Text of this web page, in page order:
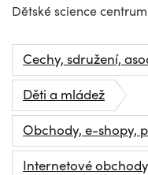
Dětské science
Cechy, sdružení,
Děti a mládež
Obchody, e-shopy,
Internetové